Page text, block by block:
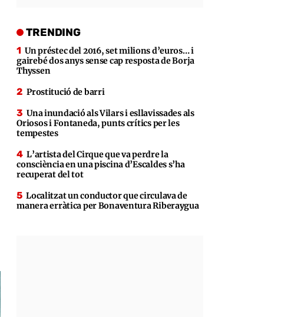
TRENDING
Un préstec del 2016, set milions d’euros… i
gairebé dos anys sense cap resposta de Borja
Thyssen
Prostitució de barri
Una inundació als Vilars i esllavissades als
Oriosos i Fontaneda, punts crítics per les
tempestes
L’artista del Cirque que va perdre la
consciència en una piscina d’Escaldes s’ha
recuperat del tot
Localitzat un conductor que circulava de
manera erràtica per Bonaventura Riberaygua